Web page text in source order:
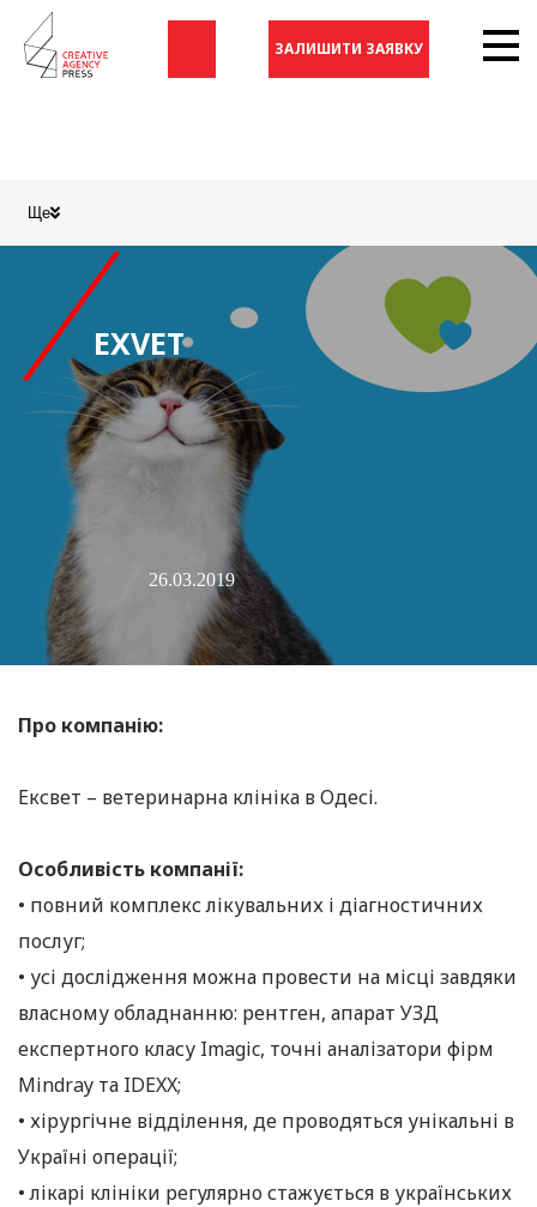
ЗАЛИШИТИ ЗАЯВКУ
Ще
EXVET
26.03.2019
Про компанію:
Ексвет – ветеринарна клініка в Одесі.
Особливість компанії:
• повний комплекс лікувальних і діагностичних
послуг;
• усі дослідження можна провести на місці завдяки
власному обладнанню: рентген, апарат УЗД
експертного класу Imagic, точні аналізатори фірм
Mindray та IDEXX;
• хірургічне відділення, де проводяться унікальні в
Україні операції;
• лікарі клініки регулярно стажується в українських